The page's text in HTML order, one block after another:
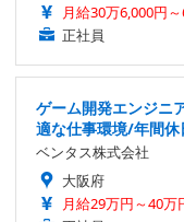
月給30万6,000円
正社員
ゲーム開発エンジニ
適な仕事環境/年間休
ベンタス株式会社
大阪府
月給29万円～40万